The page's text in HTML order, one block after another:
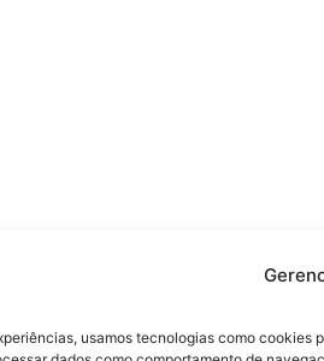
usamos tecnologias como